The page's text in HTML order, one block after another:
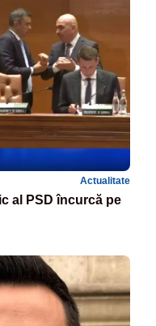
Actualitate
al PSD încurcă pe